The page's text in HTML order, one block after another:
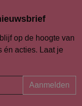
op de hoogte van
én acties. Laat je
Aanmelden